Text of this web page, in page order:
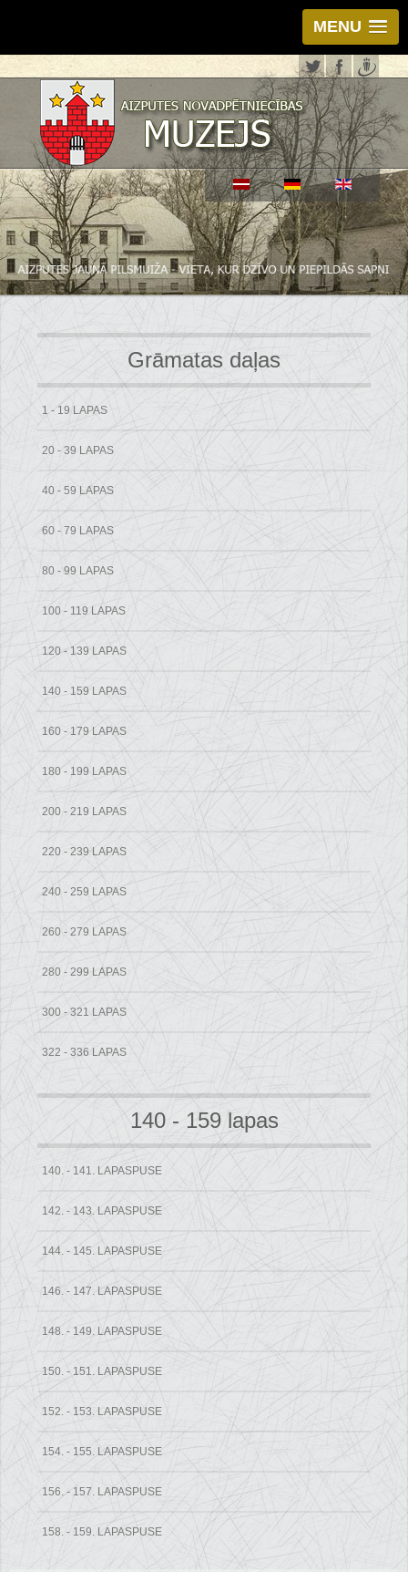
MENU
Grāmatas daļas
1 - 19 LAPAS
20 - 39 LAPAS
40 - 59 LAPAS
60 - 79 LAPAS
80 - 99 LAPAS
100 - 119 LAPAS
120 - 139 LAPAS
140 - 159 LAPAS
160 - 179 LAPAS
180 - 199 LAPAS
200 - 219 LAPAS
220 - 239 LAPAS
240 - 259 LAPAS
260 - 279 LAPAS
280 - 299 LAPAS
300 - 321 LAPAS
322 - 336 LAPAS
140 - 159 lapas
140. - 141. LAPASPUSE
142. - 143. LAPASPUSE
144. - 145. LAPASPUSE
146. - 147. LAPASPUSE
148. - 149. LAPASPUSE
150. - 151. LAPASPUSE
152. - 153. LAPASPUSE
154. - 155. LAPASPUSE
156. - 157. LAPASPUSE
158. - 159. LAPASPUSE